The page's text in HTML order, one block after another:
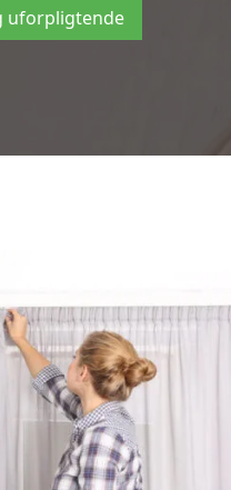
uforpligtende